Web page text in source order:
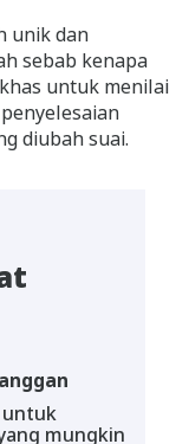
unik dan
sebab kenapa
untuk menilai
diubah suai.
untuk
mungkin